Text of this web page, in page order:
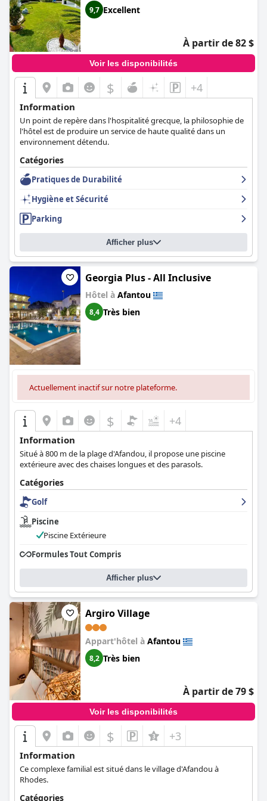
9,7 Excellent
À partir de 82 $
Voir les disponibilités
$ +4
Information
Un point de repère dans l'hospitalité grecque, la philosophie de
l'hôtel est de produire un service de haute qualité dans un
environnement détendu.
Catégories
Pratiques de Durabilité
Hygiène et Sécurité
Parking
Afficher plus
Georgia Plus - All Inclusive
Hôtel à Afantou
8,4 Très bien
Actuellement inactif sur notre plateforme.
$ +4
Information
Situé à 800 m de la plage d'Afandou, il propose une piscine
extérieure avec des chaises longues et des parasols.
Catégories
Golf
Piscine
Piscine Extérieure
Formules Tout Compris
Afficher plus
Argiro Village
Appart'hôtel à Afantou
8,2 Très bien
À partir de 79 $
Voir les disponibilités
$ +3
Information
Ce complexe familial est situé dans le village d'Afandou à
Rhodes.
Catégories